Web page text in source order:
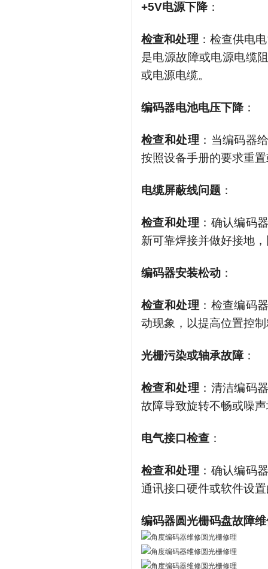
+5V电源下降：
检查和处理 ：检查供电
是电源故障或电源电缆
或电源电缆。
编码器电池电压下降：
检查和处理 ：当编码器
按照设备手册的要求重
电缆屏蔽线问题 ：
检查和处理 ：确认编码
新可靠焊接并做好接地
编码器安装松动 ：
检查和处理 ：检查编码
动现象，以提高位置控
光栅污染或轴承故障：
检查和处理 ：清洁编码
故障导致旋转不畅或噪
电气接口检查 ：
检查和处理 ：确认编码
通讯接口硬件或软件设
编码器圆光栅码盘故障